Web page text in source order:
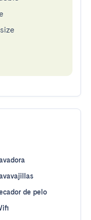
de pelo